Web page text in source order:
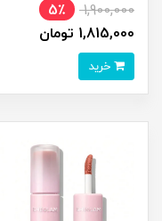
1,900,000
5٪
1,815,000 تومان